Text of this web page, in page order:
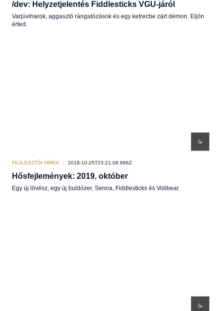
/dev: Helyzetjelentés Fiddlesticks VGU-járól
Varjúviharok, aggasztó rángatózások és egy ketrecbe zárt démon. Eljön
érted.
FEJLESZTŐI HÍREK 2019-10-25T23:21:08.996Z
Hősfejlemények: 2019. október
Egy új lövész, egy új buldózer, Senna, Fiddlesticks és Volibear.